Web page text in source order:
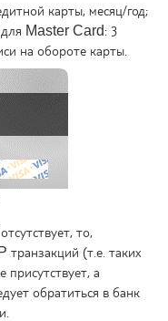
карты, месяц/год;
Master Card: 3
на обороте карты.
то,
(т.е. таких
присутствует, а
обратиться в банк